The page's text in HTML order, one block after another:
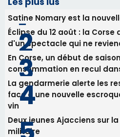
Deux jeunes Ajacciens sur
militaire
Newsletter
Inscrivez-vous à la newsletter
email les infos les plus
nos meilleurs articles